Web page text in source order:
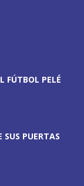
FÚTBOL PELÉ
PUERTAS